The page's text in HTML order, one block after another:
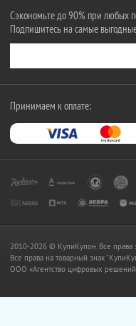
Сэкономьте до 90% при любых
Подпишитесь на самые
Принимаем к оплате:
2010-2026 © КупиКупон. Все
Все права на товарный знак
OOO «Агентство цифровых